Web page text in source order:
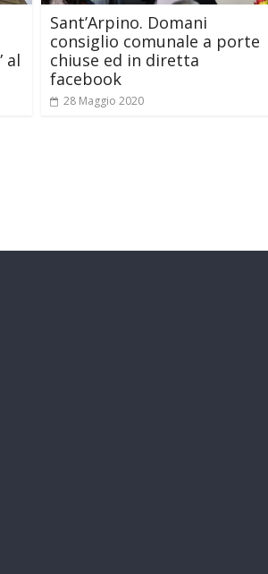
al
Sant’Arpino. Domani
consiglio comunale a porte
chiuse ed in diretta
facebook
28 Maggio 2020